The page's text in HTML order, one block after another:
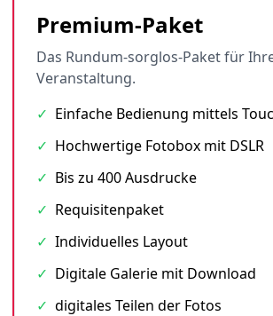
Premium-Paket
Das Rundum-sorglos-Paket für
Veranstaltung.
✓ Einfache Bedienung mittels
✓ Hochwertige Fotobox mit DSLR
✓ Bis zu 400 Ausdrucke
✓ Requisitenpaket
✓ Individuelles Layout
✓ Digitale Galerie mit Download
✓ digitales Teilen der Fotos